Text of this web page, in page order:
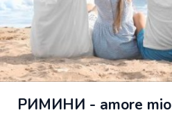
РИМИНИ - amore mio